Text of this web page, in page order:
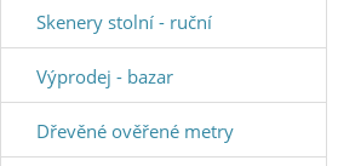
Skenery stolní - ruční
Výprodej - bazar
Dřevěné ověřené metry